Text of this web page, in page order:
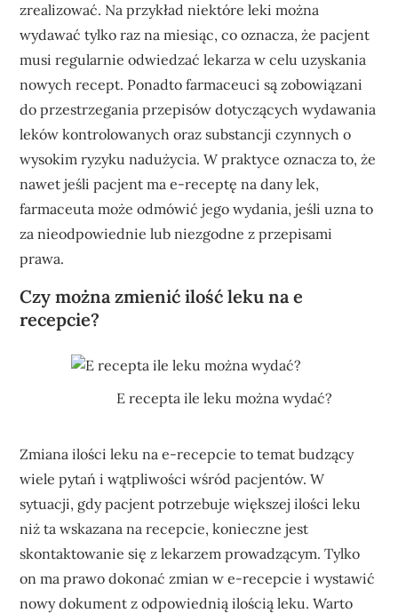
zrealizować. Na przykład niektóre leki można
wydawać tylko raz na miesiąc, co oznacza, że pacjent
musi regularnie odwiedzać lekarza w celu uzyskania
nowych recept. Ponadto farmaceuci są zobowiązani
do przestrzegania przepisów dotyczących wydawania
leków kontrolowanych oraz substancji czynnych o
wysokim ryzyku nadużycia. W praktyce oznacza to, że
nawet jeśli pacjent ma e-receptę na dany lek,
farmaceuta może odmówić jego wydania, jeśli uzna to
za nieodpowiednie lub niezgodne z przepisami
prawa.
Czy można zmienić ilość leku na e
recepcie?
E recepta ile leku można wydać?
Zmiana ilości leku na e-recepcie to temat budzący
wiele pytań i wątpliwości wśród pacjentów. W
sytuacji, gdy pacjent potrzebuje większej ilości leku
niż ta wskazana na recepcie, konieczne jest
skontaktowanie się z lekarzem prowadzącym. Tylko
on ma prawo dokonać zmian w e-recepcie i wystawić
nowy dokument z odpowiednią ilością leku. Warto